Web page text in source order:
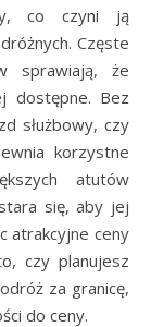
co czyni ją
Częste
sprawiają, że
dostępne. Bez
służbowy, czy
korzystne
atutów
się, aby jej
atrakcyjne ceny
czy planujesz
za granicę,
do ceny.